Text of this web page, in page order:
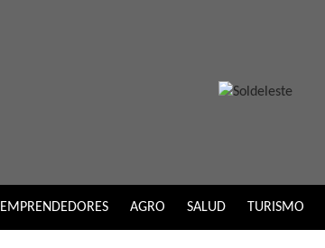
EMPRENDEDORES AGRO SALUD TURISMO